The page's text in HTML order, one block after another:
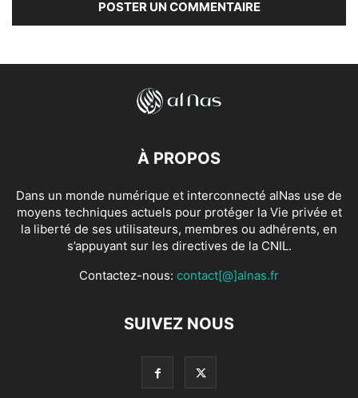
À PROPOS
Dans un monde numérique et interconnecté alNas use de
moyens techniques actuels pour protéger la Vie privée et
la liberté de ses utilisateurs, membres ou adhérents, en
s’appuyant sur les directives de la CNIL.
Contactez-nous: contact[@]alnas.fr
SUIVEZ NOUS